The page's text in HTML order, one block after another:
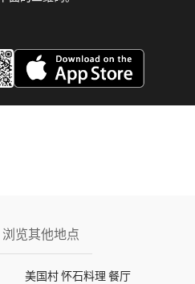
浏览其他地点
美国村 怀石料理 餐厅